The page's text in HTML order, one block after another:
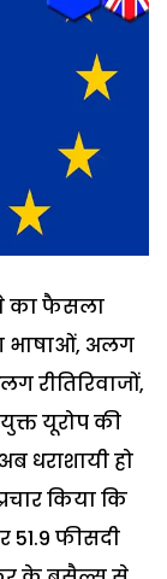
का फैसला
भाषाओं, अलग
रीतिरिवाजों,
यूरोप की
धराशायी हो
किया कि
51.9 फीसदी